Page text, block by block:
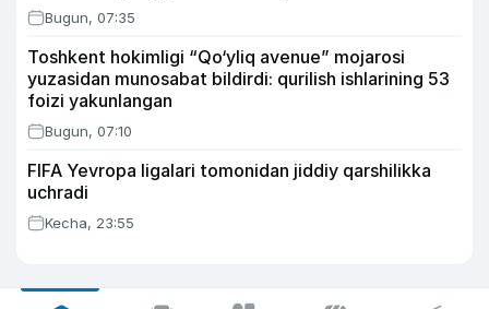
Bugun, 07:35
Toshkent hokimligi “Qo‘yliq avenue” mojarosi
yuzasidan munosabat bildirdi: qurilish ishlarining 53
foizi yakunlangan
Bugun, 07:10
FIFA Yevropa ligalari tomonidan jiddiy qarshilikka
uchradi
Kecha, 23:55